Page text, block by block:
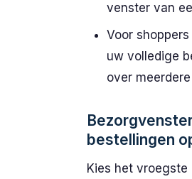
venster van
Voor
uw volledige
over
bestellingen
Kies het